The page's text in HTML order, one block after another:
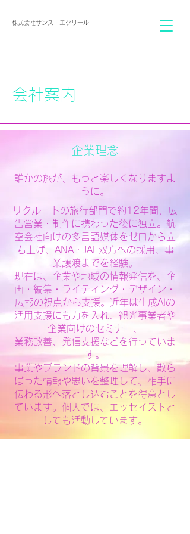
株式会社サンス・エクリール
会社案内
企業理念
誰かの旅が、もっと楽しくなりますよ
うに。
リクルートの旅行部門で約12年間、広
告営業・制作に携わった後に独立。航
空会社向けの多言語媒体をゼロから立
ち上げ、ANA・JAL双方への採用、事
業譲渡までを経験。
現在は、企業や地域の情報発信を、企
画・編集・ライティング・デザイン・
広報の視点から支援。近年は生成AIの
活用支援にも力を入れ、観光事業者や
企業向けのセミナー、
業務改善、発信支援などを行っていま
す。
事業やブランドの背景を理解し、散ら
ばった情報や思いを整理して、相手に
伝わる形へ落とし込むことを得意とし
ています。個人では、エッセイストと
しても活動しています。